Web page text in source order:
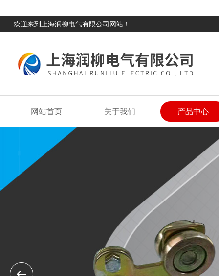
欢迎来到上海润柳电气有限公司网站！
网站首页 关于我们 产品中心